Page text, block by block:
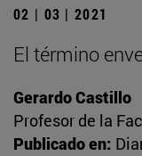
02 | 03 | 2021
El término
Gerardo Castillo
Profesor de la
Publicado en: